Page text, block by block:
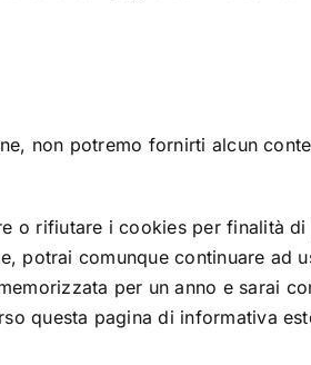
non potremo fornirti alcun
o rifiutare i cookies per finalità
comunque continuare ad
per un anno e sarai
questa pagina di informativa